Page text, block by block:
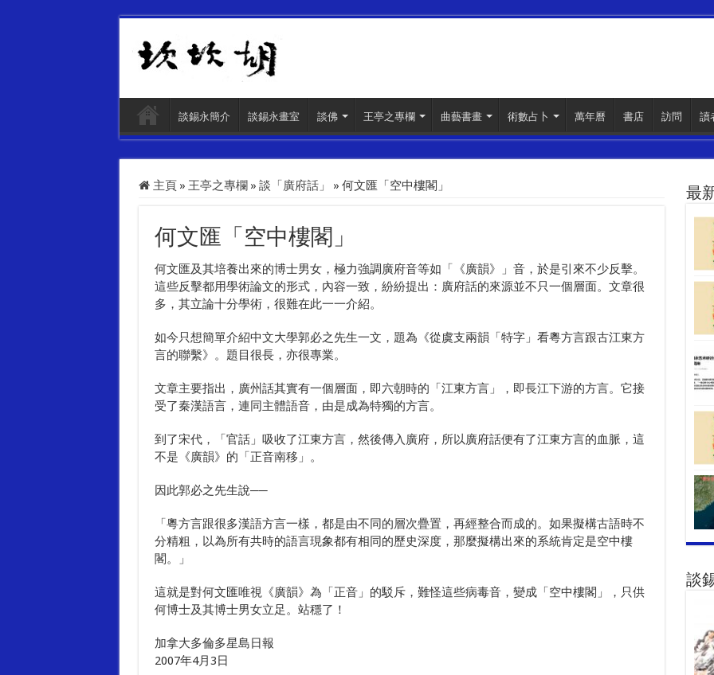
談錫永簡介 談錫永畫室 談佛 王亭之專欄 曲藝書畫 術數占卜 萬年曆 書店 訪問 讀
主頁 » 王亭之專欄 » 談「廣府話」 » 何文匯「空中樓閣」
何文匯「空中樓閣」
何文匯及其培養出來的博士男女，極力強調廣府音等如「《廣韻》」音，於是引來不少反擊。
這些反擊都用學術論文的形式，內容一致，紛紛提出：廣府話的來源並不只一個層面。文章很
多，其立論十分學術，很難在此一一介紹。
如今只想簡單介紹中文大學郭必之先生一文，題為《從虞支兩韻「特字」看粵方言跟古江東方
言的聯繫》。題目很長，亦很專業。
文章主要指出，廣州話其實有一個層面，即六朝時的「江東方言」，即長江下游的方言。它接
受了秦漢語言，連同主體語音，由是成為特獨的方言。
到了宋代，「官話」吸收了江東方言，然後傳入廣府，所以廣府話便有了江東方言的血脈，這
不是《廣韻》的「正音南移」。
因此郭必之先生說──
「粵方言跟很多漢語方言一樣，都是由不同的層次疊置，再經整合而成的。如果擬構古語時不
分精粗，以為所有共時的語言現象都有相同的歷史深度，那麼擬構出來的系統肯定是空中樓
閣。」
這就是對何文匯唯視《廣韻》為「正音」的駁斥，難怪這些病毒音，變成「空中樓閣」，只供
何博士及其博士男女立足。站穩了！
加拿大多倫多星島日報
2007年4月3日
最
談